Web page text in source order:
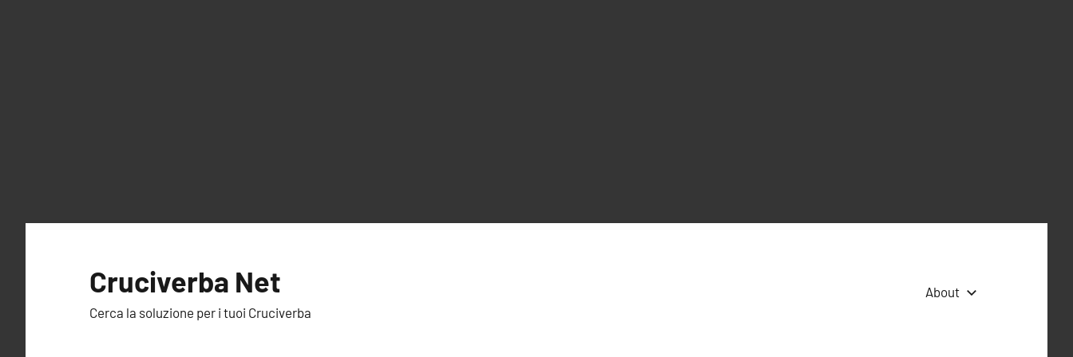
Cruciverba Net
Cerca la soluzione per i tuoi Cruciverba
About